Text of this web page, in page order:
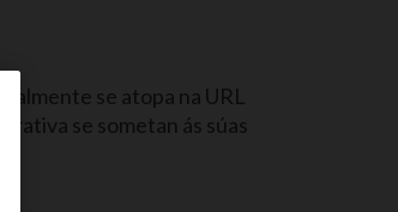
se atopa na URL
se sometan ás súas